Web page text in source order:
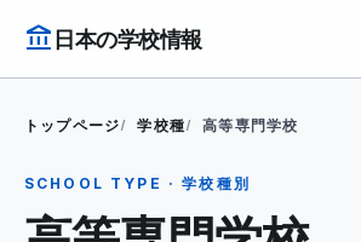
account_balance日本の学校情報
トップページ 学校種 高等専門学校
SCHOOL TYPE · 学校種別